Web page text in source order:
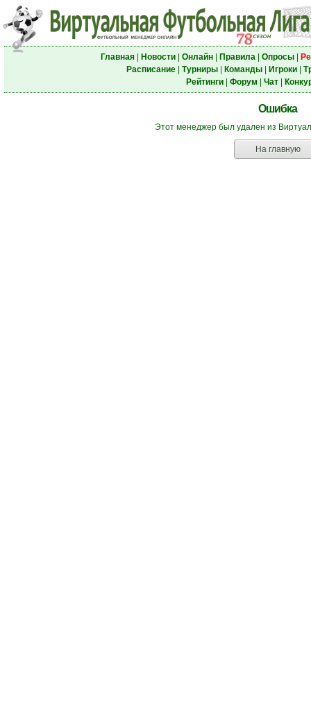
Главная| Новости| Онлайн| Правила| Опросы|
Расписание| Турниры| Команды| Игроки|
Рейтинги| Форум Чат|
Ошибка
Этот менеджер был удален из
На главную